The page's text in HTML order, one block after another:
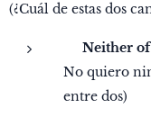
(¿Cuál de estas dos
Neither
No quiero
entre dos)